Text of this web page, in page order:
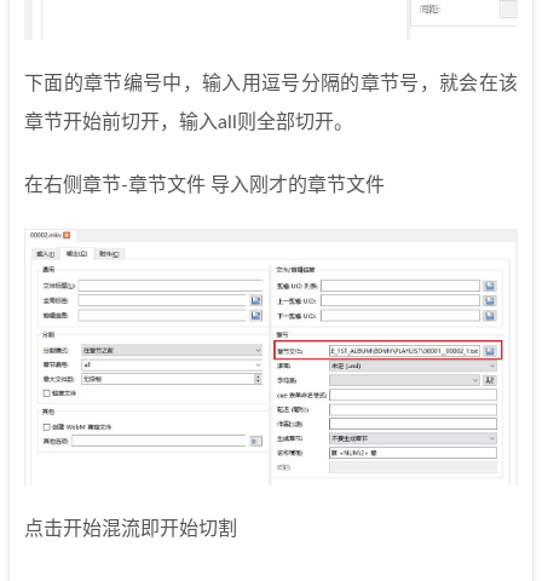
下面的章节编号中，输入用逗号分隔的章节号，就会在该
章节开始前切开，输入all则全部切开。
在右侧章节-章节文件 导入刚才的章节文件
点击开始混流即开始切割